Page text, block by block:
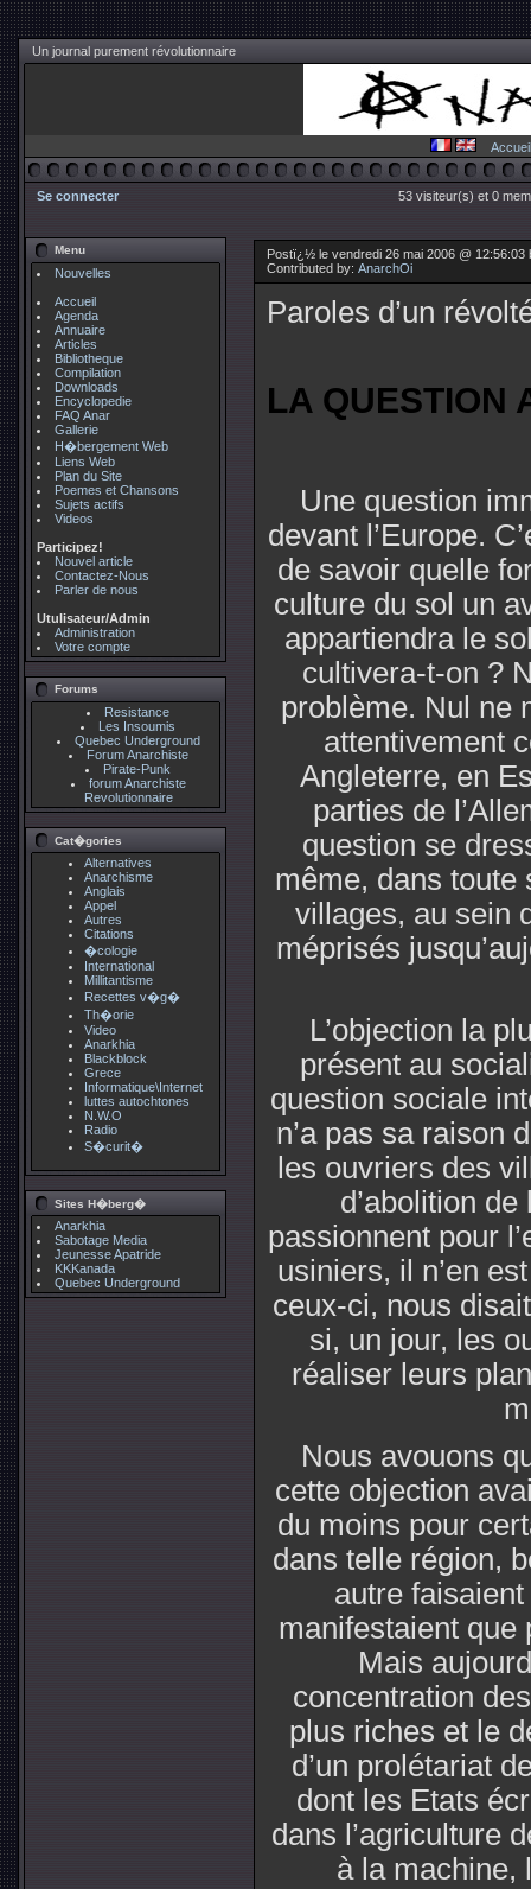
Un journal purement révolutionnaire
Accueil
Se connecter 53 visiteur(s) et 0
Menu
Nouvelles
Accueil
Agenda
Annuaire
Articles
Bibliotheque
Compilation
Downloads
Encyclopedie
FAQ Anar
Gallerie
H�bergement Web
Liens Web
Plan du Site
Poemes et Chansons
Sujets actifs
Videos
Participez!
Nouvel article
Contactez-Nous
Parler de nous
Utulisateur/Admin
Administration
Votre compte
Forums
Resistance
Les Insoumis
Quebec Underground
Forum Anarchiste
Pirate-Punk
forum Anarchiste
Revolutionnaire
Cat�gories
Alternatives
Anarchisme
Anglais
Appel
Autres
Citations
�cologie
International
Millitantisme
Recettes v�g�
Th�orie
Video
Anarkhia
Blackblock
Grece
Informatique\Internet
luttes autochtones
N.W.O
Radio
S�curit�
Sites H�berg�
Anarkhia
Sabotage Media
Jeunesse Apatride
KKKanada
Quebec Underground
Postï¿½ le vendredi 26 mai 2006 @ 12:56:03
Contributed by: AnarchOi
Paroles d’un
LA QUESTION
Une question
devant l’Europe.
de savoir quelle
culture du sol un
appartiendra le
cultivera-t-on ?
problème. Nul ne
attentivement
Angleterre, en
parties de
question se
même, dans toute
villages, au sein
méprisés
L’objection la
présent au
question sociale
n’a pas sa raison
les ouvriers des
d’abolition
passionnent pour
usiniers, il n’en
ceux-ci, nous
si, un jour, les
réaliser leurs
Nous avouons
cette objection
du moins pour
dans telle région,
autre
manifestaient que
Mais
concentration
plus riches et le
d’un prolétariat
dont les Etats
dans l’agriculture
à la machine,